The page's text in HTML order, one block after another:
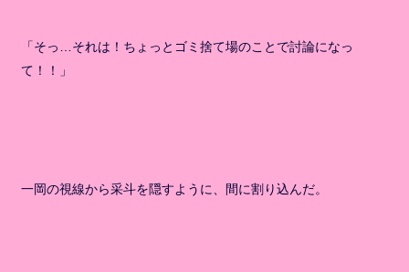
「そっ…それは！ちょっとゴミ捨て場のことで討論になっ
て！！」
一岡の視線から采斗を隠すように、間に割り込んだ。